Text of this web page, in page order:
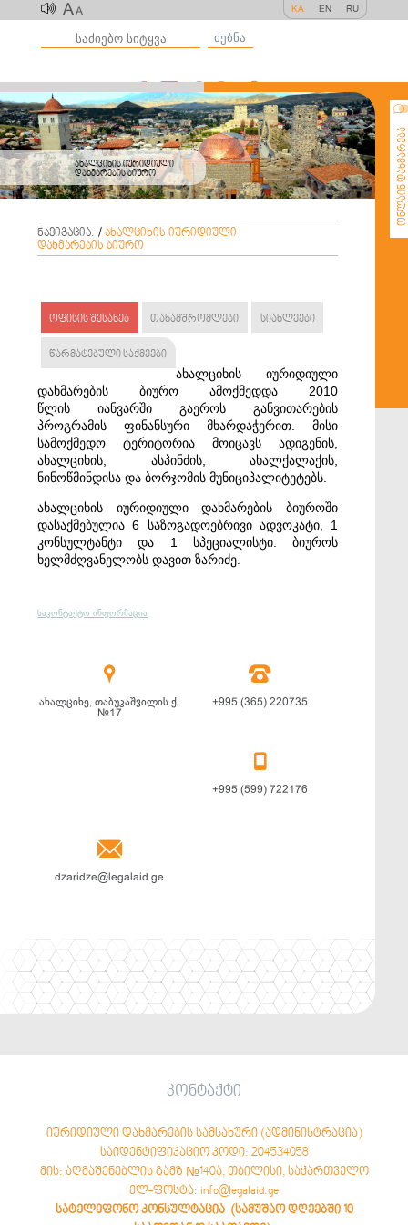
AA KA EN RU
ძებნა
ახალციხის იურიდიული
დახმარების ბიურო
ონლაინ დახმარება
ნავიგაცია: / ახალციხის იურიდიული
დახმარების ბიურო
ოფისის შესახებ თანამშრომლები სიახლეები
წარმატებული საქმეები
ახალციხის იურიდიული
დახმარების ბიურო ამოქმედდა 2010
წლის იანვარში გაეროს განვითარების
პროგრამის ფინანსური მხარდაჭერით. მისი
სამოქმედო ტერიტორია მოიცავს ადიგენის,
ახალციხის, ასპინძის, ახალქალაქის,
ნინოწმინდისა და ბორჯომის მუნიციპალიტეტებს.
ახალციხის იურიდიული დახმარების ბიუროში
დასაქმებულია 6 საზოგადოებრივი ადვოკატი, 1
კონსულტანტი და 1 სპეციალისტი. ბიუროს
ხელმძღვანელობს დავით ზარიძე.
საკონტაქტო ინფორმაცია

ახალციხე, თაბუკაშვილის ქ.
№17

+995 (365) 220735

+995 (599) 722176

dzaridze@legalaid.ge
კონტაქტი
იურიდიული დახმარების სამსახური (ადმინისტრაცია)
საიდენტიფიკაციო კოდი: 204534058
მის: აღმაშენებლის გამზ №140ა, თბილისი, საქართველო
ელ-ფოსტა: info@legalaid.ge
სატელეფონო კონსულტაცია (სამუშაო დღეებში 10